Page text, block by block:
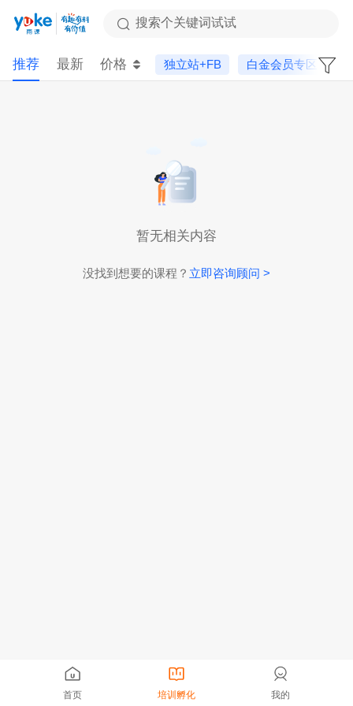
搜索个关键词试试
推荐 最新 价格 独立站+FB 白金会员专区
暂无相关内容
没找到想要的课程？ 立即咨询顾问 >
首页 培训孵化 我的